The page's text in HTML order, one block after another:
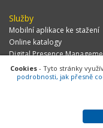
Služby
Mobilní aplikace ke stažení
Online katalogy
Digital Presence
Více zákazníků
© 2026 MEDIATEL CZ,
+420 771
Cookies - Tyto stránky
podrobnosti, jak přesně